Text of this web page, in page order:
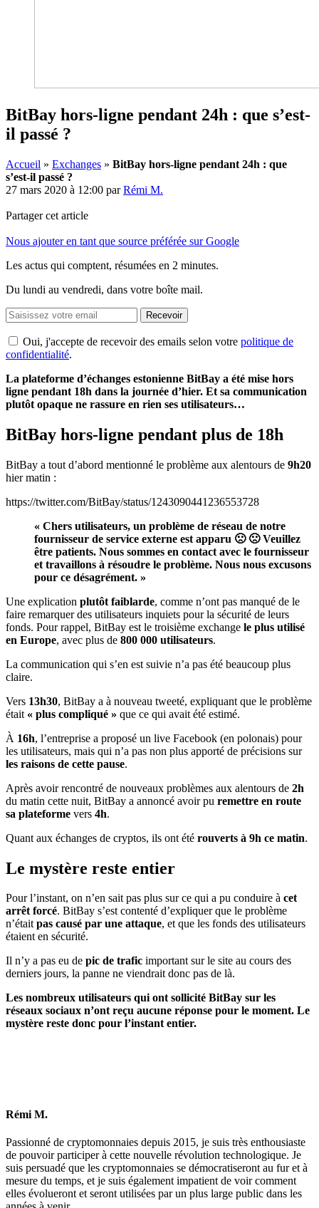
BitBay hors-ligne pendant 24h : que s’est-
il passé ?
Accueil » Exchanges » BitBay hors-ligne pendant 24h : que
s’est-il passé ?
27 mars 2020 à 12:00 parRémi M.
Partager cet article
Nous ajouter en tant que source préférée sur Google
Les actus qui comptent, résumées en 2 minutes.
Du lundi au vendredi, dans votre boîte mail.
Recevoir
Oui, j'accepte de recevoir des emails selon votre politique de
confidentialité.
La plateforme d’échanges estonienne BitBay a été mise hors
ligne pendant 18h dans la journée d’hier. Et sa communication
plutôt opaque ne rassure en rien ses utilisateurs…
BitBay hors-ligne pendant plus de 18h
BitBay a tout d’abord mentionné le problème aux alentours de 9h20
hier matin :
https://twitter.com/BitBay/status/1243090441236553728
« Chers utilisateurs, un problème de réseau de notre
fournisseur de service externe est apparu 🙁 🙁 Veuillez
être patients. Nous sommes en contact avec le fournisseur
et travaillons à résoudre le problème. Nous nous excusons
pour ce désagrément. »
Une explication plutôt faiblarde, comme n’ont pas manqué de le
faire remarquer des utilisateurs inquiets pour la sécurité de leurs
fonds. Pour rappel, BitBay est le troisième exchange le plus utilisé
en Europe, avec plus de 800 000 utilisateurs.
La communication qui s’en est suivie n’a pas été beaucoup plus
claire.
Vers 13h30, BitBay a à nouveau tweeté, expliquant que le problème
était « plus compliqué » que ce qui avait été estimé.
À 16h, l’entreprise a proposé un live Facebook (en polonais) pour
les utilisateurs, mais qui n’a pas non plus apporté de précisions sur
les raisons de cette pause.
Après avoir rencontré de nouveaux problèmes aux alentours de 2h
du matin cette nuit, BitBay a annoncé avoir pu remettre en route
sa plateforme vers 4h.
Quant aux échanges de cryptos, ils ont été rouverts à 9h ce matin.
Le mystère reste entier
Pour l’instant, on n’en sait pas plus sur ce qui a pu conduire à cet
arrêt forcé. BitBay s’est contenté d’expliquer que le problème
n’étaitpas causé par une attaque, et que les fonds des utilisateurs
étaient en sécurité.
Il n’y a pas eu de pic de trafic important sur le site au cours des
derniers jours, la panne ne viendrait donc pas de là.
Les nombreux utilisateurs qui ont sollicité BitBay sur les
réseaux sociaux n’ont reçu aucune réponse pour le moment. Le
mystère reste donc pour l’instant entier.
Rémi M.
Passionné de cryptomonnaies depuis 2015, je suis très enthousiaste
de pouvoir participer à cette nouvelle révolution technologique. Je
suis persuadé que les cryptomonnaies se démocratiseront au fur et à
mesure du temps, et je suis également impatient de voir comment
elles évolueront et seront utilisées par un plus large public dans les